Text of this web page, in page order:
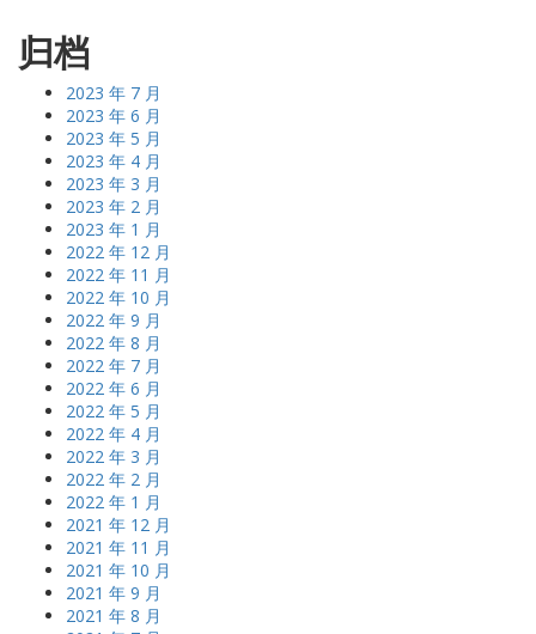
归档
2023 年 7 月
2023 年 6 月
2023 年 5 月
2023 年 4 月
2023 年 3 月
2023 年 2 月
2023 年 1 月
2022 年 12 月
2022 年 11 月
2022 年 10 月
2022 年 9 月
2022 年 8 月
2022 年 7 月
2022 年 6 月
2022 年 5 月
2022 年 4 月
2022 年 3 月
2022 年 2 月
2022 年 1 月
2021 年 12 月
2021 年 11 月
2021 年 10 月
2021 年 9 月
2021 年 8 月